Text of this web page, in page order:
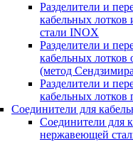
Разделители и
кабельных
стали INOX
Разделители и
кабельных
(метод
Разделители и
кабельных лотков
Соединители для
Соединители для
нержавеющей